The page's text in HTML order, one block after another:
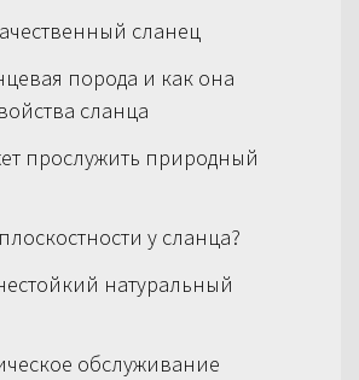
сланец
порода и как она
сланца
прослужить природный
у сланца?
натуральный
обслуживание